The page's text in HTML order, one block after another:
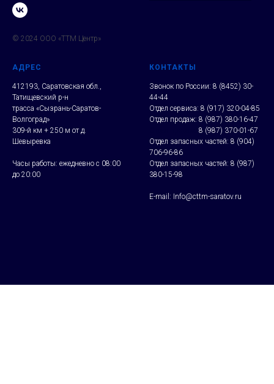
© 2024 ООО «ТТМ Центр»
АДРЕС
412193, Саратовская обл.,
Татищевский р-н
трасса «Сызрань-Саратов-
Волгоград»
309-й км + 250 м от д.
Шевыревка
Часы работы: ежедневно с 08:00
до 20:00
КОНТАКТЫ
Звонок по России: 8 (8452) 30-
44-44
Отдел сервиса: 8 (917) 320-04-85
Отдел продаж: 8 (987) 380-16-47
8 (987) 370-01-67
Отдел запасных частей: 8 (904)
706-96-86
Отдел запасных частей: 8 (987)
380-15-98
E-mail: Info@cttm-saratov.ru